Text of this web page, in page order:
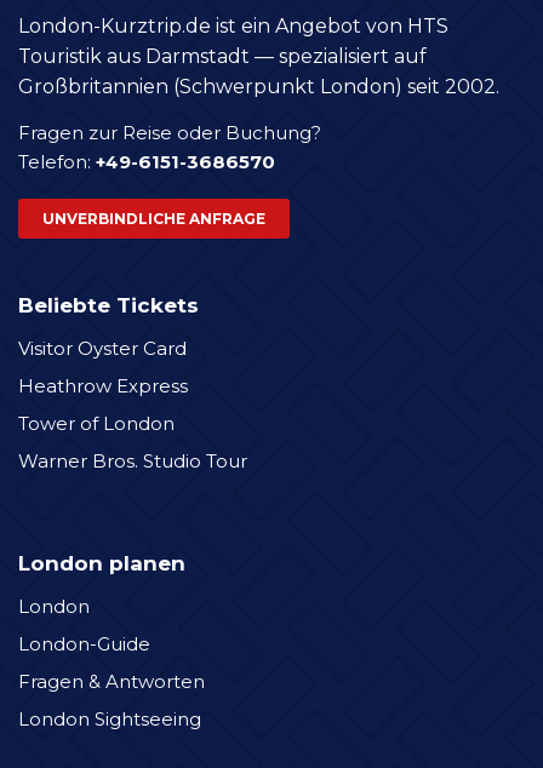
London-Kurztrip.de ist ein Angebot von HTS
Touristik aus Darmstadt — spezialisiert auf
Großbritannien (Schwerpunkt London) seit 2002.
Fragen zur Reise oder Buchung?
Telefon: +49-6151-3686570
UNVERBINDLICHE ANFRAGE
Beliebte Tickets
Visitor Oyster Card
Heathrow Express
Tower of London
Warner Bros. Studio Tour
London planen
London
London-Guide
Fragen & Antworten
London Sightseeing